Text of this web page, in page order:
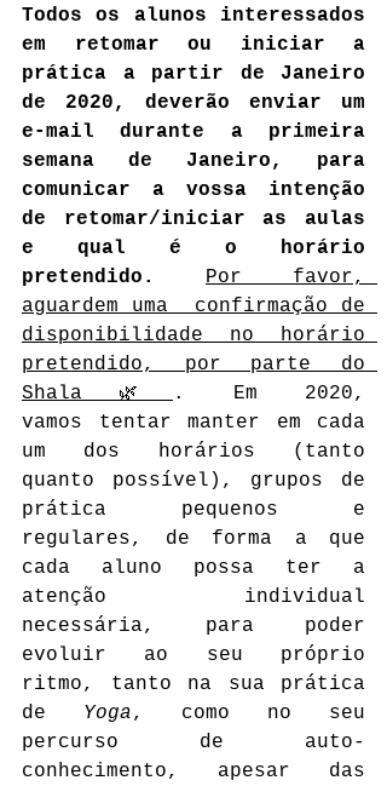
Todos os alunos interessados
em retomar ou iniciar a
prática a partir de Janeiro
de 2020, deverão enviar um
e-mail durante a primeira
semana de Janeiro, para
comunicar a vossa intenção
de retomar/iniciar as aulas
e qual é o horário
pretendido.
Por favor,
aguardem uma  confirmação de
disponibilidade no horário
pretendido, por parte do
Shala🌿
. Em 2020,
vamos tentar manter em cada
um dos horários (tanto
quanto possível), grupos de
prática pequenos e
regulares, de forma a que
cada aluno possa ter a
atenção individual
necessária, para poder
evoluir ao seu próprio
ritmo, tanto na sua prática
de Yoga, como no seu
percurso de auto-
conhecimento, apesar das